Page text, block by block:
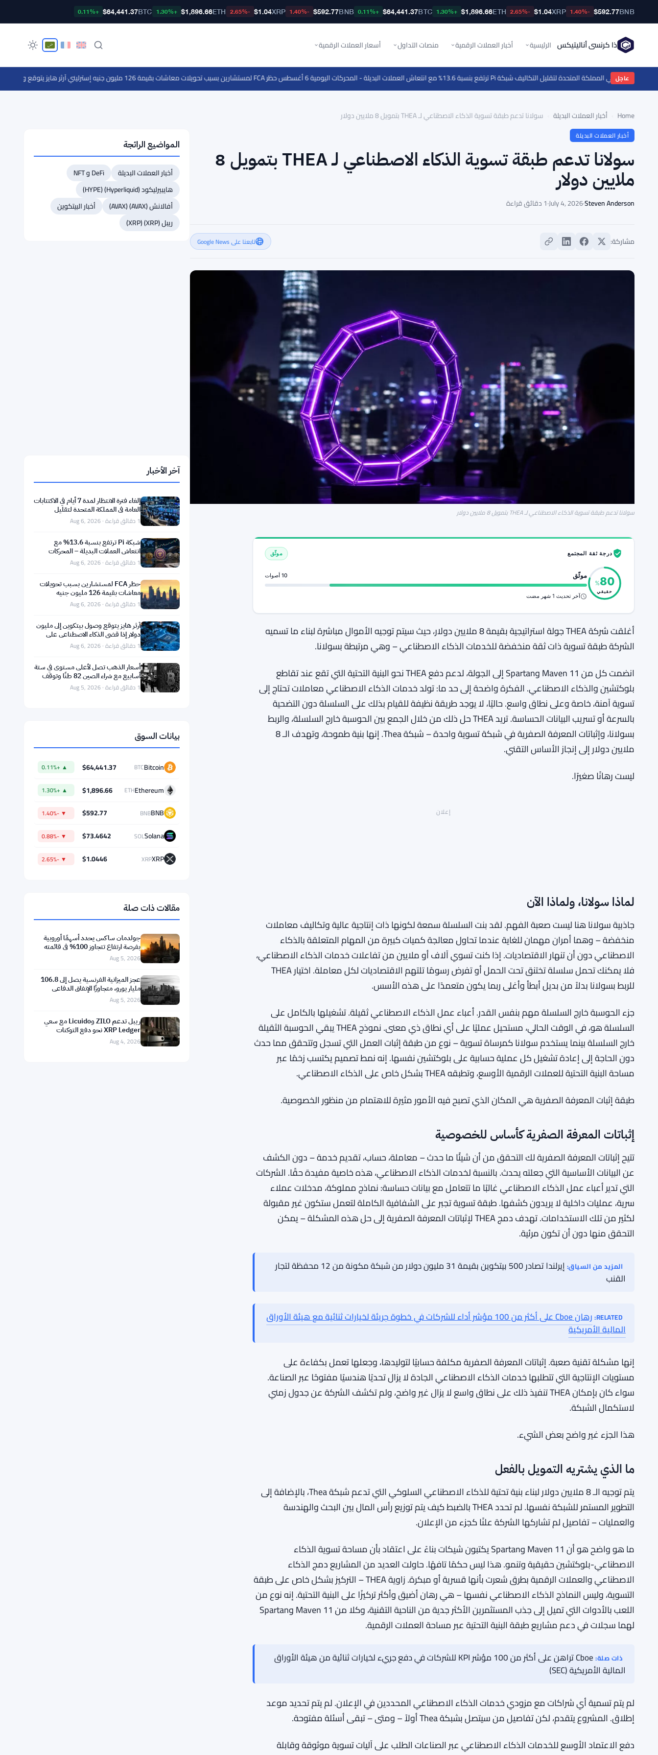
BNB
$592.77
-1.40%
XRP
$1.04
-2.65%
ETH
$1,896.66
+1.30%
BTC
$64,441.37
+0.11%
BNB
$592.77
-1.40%
XRP
$1.04
-2.65%
ETH
$1,896.66
+1.30%
BTC
$64,441.37
+0.11%
ذا كرنسي أناليتيكس الرئيسية أخبار العملات الرقمية منصات التداول أسعار العملات الرقمية
عاجل ·شبكة Pi ترتفع بنسبة 13.6% مع انتعاش العملات البديلة - المحركات اليومية 6 أغسطس ·حظر FCA لمستشارين بسبب تحويلات معاشات بقيمة 126 مليون جنيه إسترليني ·آرثر هايز يتوقع وصول
Home أخبار العملات البديلة سولانا تدعم طبقة تسوية الذكاء الاصطناعي لـ THEA بتمويل 8 ملايين دولار
أخبار العملات البديلة
سولانا تدعم طبقة تسوية الذكاء الاصطناعي لـ THEA بتمويل 8
ملايين دولار
Steven Anderson
·
July 4, 2026
·1 دقائق قراءة
مشاركة: تابعنا على Google News
سولانا تدعم طبقة تسوية الذكاء الاصطناعي لـ THEA بتمويل 8 ملايين دولار
درجة ثقة المجتمع موثّق
80
%
حقيقي
موثّق 10 أصوات
آخر تحديث 1 شهر مضت
أغلقت شركة THEA جولة استراتيجية بقيمة 8 ملايين دولار، حيث سيتم توجيه الأموال مباشرة لبناء ما تسميه
الشركة طبقة تسوية ذات ثقة منخفضة للخدمات الذكاء الاصطناعي – وهي مرتبطة بسولانا.
انضمت كل من Maven 11 وSpartan إلى الجولة، لدعم دفع THEA نحو البنية التحتية التي تقع عند تقاطع
بلوكتشين والذكاء الاصطناعي. الفكرة واضحة إلى حد ما: تولد خدمات الذكاء الاصطناعي معاملات تحتاج إلى
تسوية آمنة، خاصة وعلى نطاق واسع. حاليًا، لا يوجد طريقة نظيفة للقيام بذلك على السلسلة دون التضحية
بالسرعة أو تسريب البيانات الحساسة. تريد THEA حل ذلك من خلال الجمع بين الحوسبة خارج السلسلة، والربط
بسولانا، وإثباتات المعرفة الصفرية في شبكة تسوية واحدة – شبكة Thea. إنها بنية طموحة، وتهدف الـ 8
ملايين دولار إلى إنجاز الأساس التقني.
ليست رهانًا صغيرًا.
إعلان
لماذا سولانا، ولماذا الآن
جاذبية سولانا هنا ليست صعبة الفهم. لقد بنت السلسلة سمعة لكونها ذات إنتاجية عالية وتكاليف معاملات
منخفضة – وهما أمران مهمان للغاية عندما تحاول معالجة كميات كبيرة من المهام المتعلقة بالذكاء
الاصطناعي دون أن تنهار الاقتصاديات. إذا كنت تسوي آلاف أو ملايين من تفاعلات خدمات الذكاء الاصطناعي،
خارج السلسلة بينما يستخدم سولانا كمرساة تسوية – نوع من طبقة إثبات العمل التي تسجل وتتحقق مما حدث
دون الحاجة إلى إعادة تشغيل كل عملية حسابية على بلوكتشين نفسها. إنه نمط تصميم يكتسب زخمًا عبر
مساحة البنية التحتية للعملات الرقمية الأوسع، وتطبقه THEA بشكل خاص على الذكاء الاصطناعي.
طبقة إثبات المعرفة الصفرية هي المكان الذي تصبح فيه الأمور مثيرة للاهتمام من منظور الخصوصية.
إثباتات المعرفة الصفرية كأساس للخصوصية
تتيح إثباتات المعرفة الصفرية لك التحقق من أن شيئًا ما حدث – معاملة، حساب، تقديم خدمة – دون الكشف
عن البيانات الأساسية التي جعلته يحدث. بالنسبة لخدمات الذكاء الاصطناعي، هذه خاصية مفيدة حقًا. الشركات
لكثير من تلك الاستخدامات. تهدف دمج THEA لإثباتات المعرفة الصفرية إلى حل هذه المشكلة – يمكن
التحقق منها دون أن تكون مرئية.
المزيد من السياق:
إيرلندا تصادر 500 بيتكوين بقيمة 31 مليون دولار من شبكة مكونة من 12 محفظة لتجار
القنب
المالية الأمريكية
إنها مشكلة تقنية صعبة. إثباتات المعرفة الصفرية مكلفة حسابيًا لتوليدها، وجعلها تعمل بكفاءة على
مستويات الإنتاجية التي تتطلبها خدمات الذكاء الاصطناعي الجادة لا يزال تحديًا هندسيًا مفتوحًا عبر الصناعة.
سواء كان بإمكان THEA تنفيذ ذلك على نطاق واسع لا يزال غير واضح، ولم تكشف الشركة عن جدول زمني
لاستكمال الشبكة.
ما الذي يشتريه التمويل بالفعل
يتم توجيه الـ 8 ملايين دولار لبناء بنية تحتية للذكاء الاصطناعي السلوكي التي تدعم شبكة Thea، بالإضافة إلى
التطوير المستمر للشبكة نفسها. لم تحدد THEA بالضبط كيف يتم توزيع رأس المال بين البحث والهندسة
والعمليات – تفاصيل لم تشاركها الشركة علنًا كجزء من الإعلان.
ما هو واضح هو أن Maven 11 وSpartan يكتبون شيكات بناءً على اعتقاد بأن مساحة تسوية الذكاء
الاصطناعي-بلوكتشين حقيقية وتنمو. هذا ليس حكمًا تافهًا. حاولت العديد من المشاريع دمج الذكاء
الاصطناعي والعملات الرقمية بطرق شعرت بأنها قسرية أو مبكرة. زاوية THEA – التركيز بشكل خاص على طبقة
التسوية، وليس النماذج الذكاء الاصطناعي نفسها – هي رهان أضيق وأكثر تركيزًا على البنية التحتية. إنه نوع من
اللعب بالأدوات التي تميل إلى جذب المستثمرين الأكثر جدية من الناحية التقنية، وكلا من Maven 11 وSpartan
لهما سجلات في دعم مشاريع طبقة البنية التحتية عبر مساحة العملات الرقمية.
المواضيع الرائجة
أخبار العملات البديلة
DeFi و NFT
هايبيرليكود (Hyperliquid) (HYPE)
أفالانش (AVAX) (AVAX)
أخبار البيتكوين
ريبل (XRP) (XRP)
إلغاء فترة الانتظار لمدة 7 أيام في الاكتتابات
التكاليف
1 دقائق قراءة · Aug 6, 2026
اليومية 6 أغسطس
1 دقائق قراءة · Aug 6, 2026
حظر FCA لمستشارين بسبب تحويلات
دولار إذا قضى الذكاء الاصطناعي على
الوظائف المكتبية
1 دقائق قراءة · Aug 6, 2026
أسعار الذهب تصل لأعلى مستوى في ستة
بيتكوين
1 دقائق قراءة · Aug 5, 2026
بيانات السوق
BNB
BNB
$592.77
▼ -1.40%
Solana
SOL
$73.4642
▼ -0.88%
XRP
XRP
جولدمان ساكس يحدد أسهمًا أوروبية